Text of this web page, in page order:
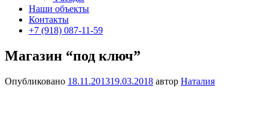
Наши объекты
Контакты
+7 (918) 087-11-59
Магазин “под ключ”
Опубликовано 18.11.201319.03.2018 автор Наталия